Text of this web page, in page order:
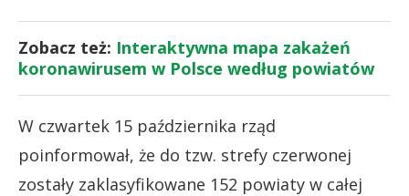
Zobacz też: Interaktywna mapa zakażeń
koronawirusem w Polsce według powiatów
W czwartek 15 października rząd
poinformował, że do tzw. strefy czerwonej
zostały zaklasyfikowane 152 powiaty w całej